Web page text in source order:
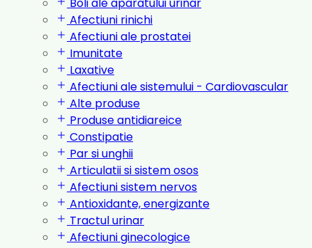
Afectiuni rinichi
Afectiuni ale prostatei
Imunitate
Laxative
Afectiuni ale sistemului - Cardiovascular
Alte produse
Produse antidiareice
Constipatie
Par si unghii
Articulatii si sistem osos
Afectiuni sistem nervos
Antioxidante, energizante
Tractul urinar
Afectiuni ginecologice